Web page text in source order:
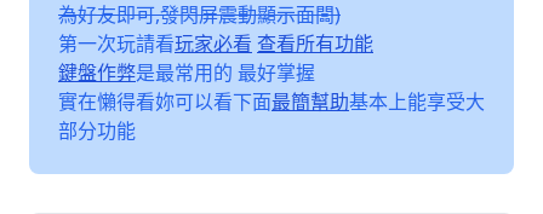
為好友即可,發閃屏震動顯示面闆)
第一次玩請看玩家必看 查看所有功能
鍵盤作弊是最常用的 最好掌握
實在懶得看妳可以看下面最簡幫助基本上能享受大
部分功能